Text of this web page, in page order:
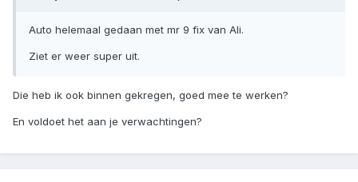
Auto helemaal gedaan met mr 9 fix van Ali.
Ziet er weer super uit.
Die heb ik ook binnen gekregen, goed mee te werken?
En voldoet het aan je verwachtingen?